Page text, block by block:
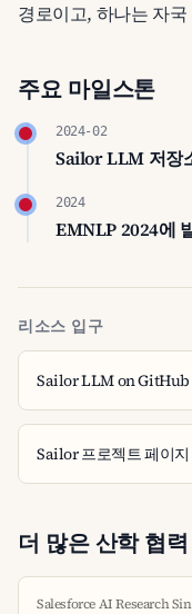
경로이고, 하나는 자
주요 마일스톤
2024-02
Sailor LLM 저장
2024
EMNLP 2024에
리소스 입구
Sailor LLM on GitHub
Sailor 프로젝트 페이지
더 많은 산학 협
Salesforce AI Research